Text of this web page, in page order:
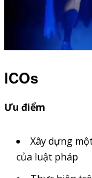
ICOs
Ưu điểm
Xây dựng
của luật pháp